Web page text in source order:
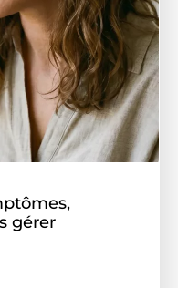
gérer